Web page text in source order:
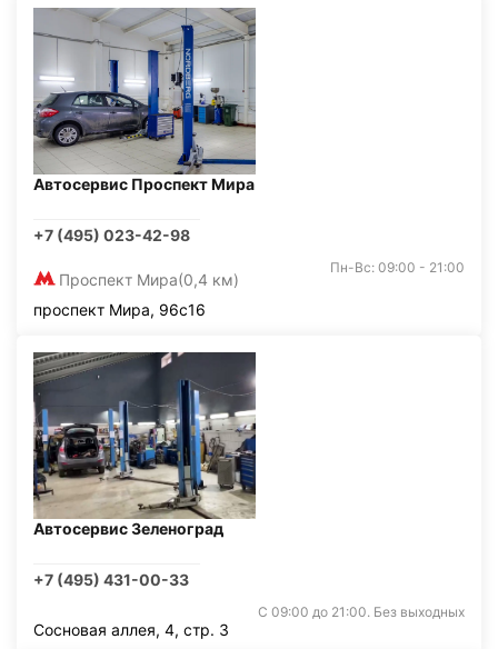
Автосервис Проспект Мира
+7 (495) 023-42-98
Проспект Мира(0,4 км)
Пн-Вс: 09:00 - 21:00
проспект Мира, 96с16
Автосервис Зеленоград
+7 (495) 431-00-33
С 09:00 до 21:00. Без выходных
Сосновая аллея, 4, стр. 3